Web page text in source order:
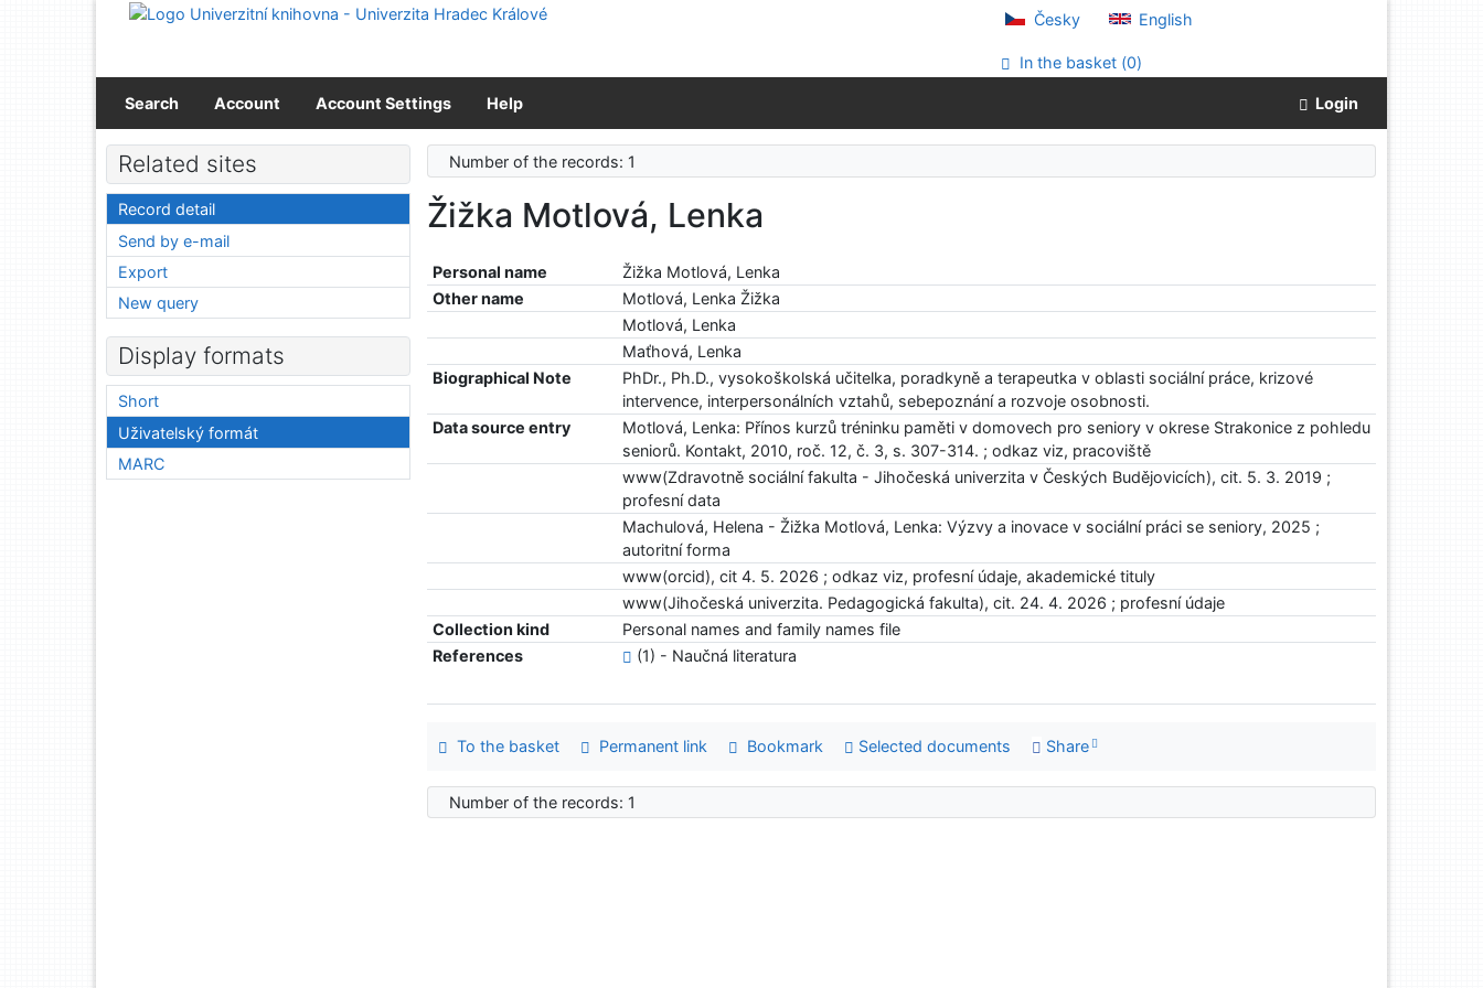
Go to content
Česky English
In the basket (0)
Search Account Account Settings Help Login
Number of the records: 1
Žižka Motlová, Lenka
Personal name
Žižka Motlová, Lenka
Other name
Motlová, Lenka Žižka
Motlová, Lenka
Maťhová, Lenka
Biographical Note
PhDr., Ph.D., vysokoškolská učitelka, poradkyně a terapeutka v oblasti sociální práce, krizové
intervence, interpersonálních vztahů, sebepoznání a rozvoje osobnosti.
Data source entry
Motlová, Lenka: Přínos kurzů tréninku paměti v domovech pro seniory v okrese Strakonice z pohledu
seniorů. Kontakt, 2010, roč. 12, č. 3, s. 307-314. ; odkaz viz, pracoviště
www(Zdravotně sociální fakulta - Jihočeská univerzita v Českých Budějovicích), cit. 5. 3. 2019 ;
profesní data
Machulová, Helena - Žižka Motlová, Lenka: Výzvy a inovace v sociální práci se seniory, 2025 ;
autoritní forma
www(orcid), cit 4. 5. 2026 ; odkaz viz, profesní údaje, akademické tituly
www(Jihočeská univerzita. Pedagogická fakulta), cit. 24. 4. 2026 ; profesní údaje
Collection kind
Personal names and family names file
References
(1) - Naučná literatura
To the basket Permanent link Bookmark Selected documents Share
Number of the records: 1
Related sites
Record detail
Send by e-mail
Export
New query
Display formats
Short
Uživatelský formát
MARC